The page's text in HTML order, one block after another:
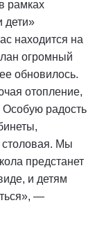
рамках
дети»
находится на
огромный
обновилось.
отопление,
радость
столовая. Мы
предстанет
и детям
—